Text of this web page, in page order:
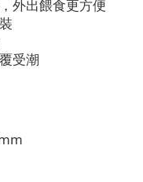
外出餵食更方便
受潮